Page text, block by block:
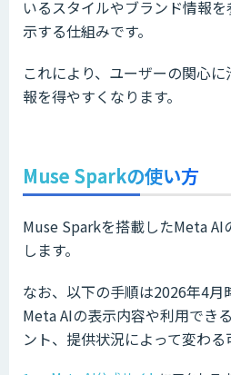
いるスタイルやブランド情報
示する仕組みです。
これにより、ユーザーの関心
報を得やすくなります。
Muse Sparkの使い方
Muse Sparkを搭載したMeta
します。
なお、以下の手順は2026年4月
Meta AIの表示内容や利用でき
ント、提供状況によって変わる